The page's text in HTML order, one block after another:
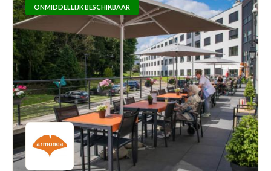
ONMIDDELLIJK BESCHIKBAAR